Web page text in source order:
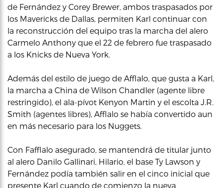
de Fernández y Corey Brewer, ambos traspasados por
los Mavericks de Dallas, permiten Karl continuar con
la reconstrucción del equipo tras la marcha del alero
Carmelo Anthony que el 22 de febrero fue traspasado
a los Knicks de Nueva York.
Además del estilo de juego de Afflalo, que gusta a Karl,
la marcha a China de Wilson Chandler (agente libre
restringido), el ala-pívot Kenyon Martin y el escolta J.R.
Smith (agentes libres), Afflalo se había convertido aun
en más necesario para los Nuggets.
Con Fafflalo asegurado, se mantendrá de titular junto
al alero Danilo Gallinari, Hilario, el base Ty Lawson y
Fernández podía también salir en el cinco inicial que
presente Karl cuando de comienzo la nueva